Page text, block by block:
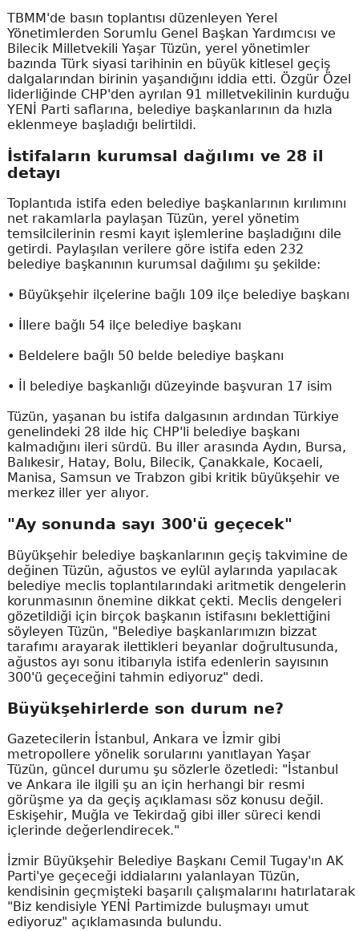
TBMM'de basın toplantısı düzenleyen Yerel
Yönetimlerden Sorumlu Genel Başkan Yardımcısı ve
Bilecik Milletvekili Yaşar Tüzün, yerel yönetimler
bazında Türk siyasi tarihinin en büyük kitlesel geçiş
dalgalarından birinin yaşandığını iddia etti. Özgür Özel
liderliğinde CHP'den ayrılan 91 milletvekilinin kurduğu
YENİ Parti saflarına, belediye başkanlarının da hızla
eklenmeye başladığı belirtildi.
İstifaların kurumsal dağılımı ve 28 il
detayı
Toplantıda istifa eden belediye başkanlarının kırılımını
net rakamlarla paylaşan Tüzün, yerel yönetim
temsilcilerinin resmi kayıt işlemlerine başladığını dile
getirdi. Paylaşılan verilere göre istifa eden 232
belediye başkanının kurumsal dağılımı şu şekilde:
• Büyükşehir ilçelerine bağlı 109 ilçe belediye başkanı
• İllere bağlı 54 ilçe belediye başkanı
• Beldelere bağlı 50 belde belediye başkanı
• İl belediye başkanlığı düzeyinde başvuran 17 isim
Tüzün, yaşanan bu istifa dalgasının ardından Türkiye
genelindeki 28 ilde hiç CHP'li belediye başkanı
kalmadığını ileri sürdü. Bu iller arasında Aydın, Bursa,
Balıkesir, Hatay, Bolu, Bilecik, Çanakkale, Kocaeli,
Manisa, Samsun ve Trabzon gibi kritik büyükşehir ve
merkez iller yer alıyor.
"Ay sonunda sayı 300'ü geçecek"
Büyükşehir belediye başkanlarının geçiş takvimine de
değinen Tüzün, ağustos ve eylül aylarında yapılacak
belediye meclis toplantılarındaki aritmetik dengelerin
korunmasının önemine dikkat çekti. Meclis dengeleri
gözetildiği için birçok başkanın istifasını beklettiğini
söyleyen Tüzün, "Belediye başkanlarımızın bizzat
tarafımı arayarak ilettikleri beyanlar doğrultusunda,
ağustos ayı sonu itibarıyla istifa edenlerin sayısının
300'ü geçeceğini tahmin ediyoruz" dedi.
Büyükşehirlerde son durum ne?
Gazetecilerin İstanbul, Ankara ve İzmir gibi
metropollere yönelik sorularını yanıtlayan Yaşar
Tüzün, güncel durumu şu sözlerle özetledi: "İstanbul
ve Ankara ile ilgili şu an için herhangi bir resmi
görüşme ya da geçiş açıklaması söz konusu değil.
Eskişehir, Muğla ve Tekirdağ gibi iller süreci kendi
içlerinde değerlendirecek."
İzmir Büyükşehir Belediye Başkanı Cemil Tugay'ın AK
Parti'ye geçeceği iddialarını yalanlayan Tüzün,
kendisinin geçmişteki başarılı çalışmalarını hatırlatarak
"Biz kendisiyle YENİ Partimizde buluşmayı umut
ediyoruz" açıklamasında bulundu.